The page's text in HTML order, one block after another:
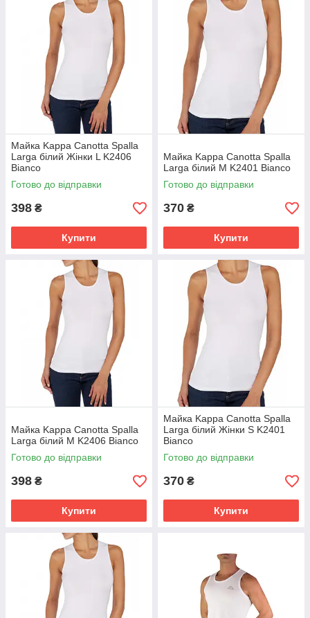
Майка Kappa Canotta Spalla
Larga білий Жінки L K2406
Bianco
Готово до відправки
398 ₴
Купити
Майка Kappa Canotta Spalla
Larga білий M K2401 Bianco
Готово до відправки
370 ₴
Купити
Майка Kappa Canotta Spalla
Larga білий M K2406 Bianco
Готово до відправки
398 ₴
Купити
Майка Kappa Canotta Spalla
Larga білий Жінки S K2401
Bianco
Готово до відправки
370 ₴
Купити